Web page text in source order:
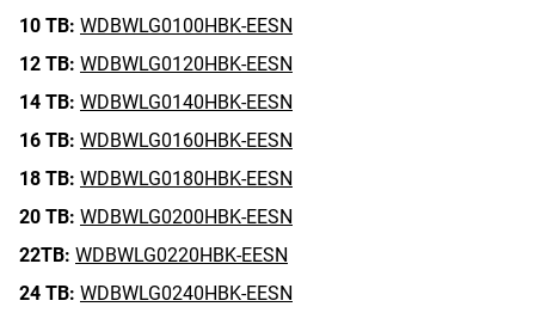
10 TB: WDBWLG0100HBK-EESN
12 TB: WDBWLG0120HBK-EESN
14 TB: WDBWLG0140HBK-EESN
16 TB: WDBWLG0160HBK-EESN
18 TB: WDBWLG0180HBK-EESN
20 TB: WDBWLG0200HBK-EESN
22TB: WDBWLG0220HBK-EESN
24 TB: WDBWLG0240HBK-EESN